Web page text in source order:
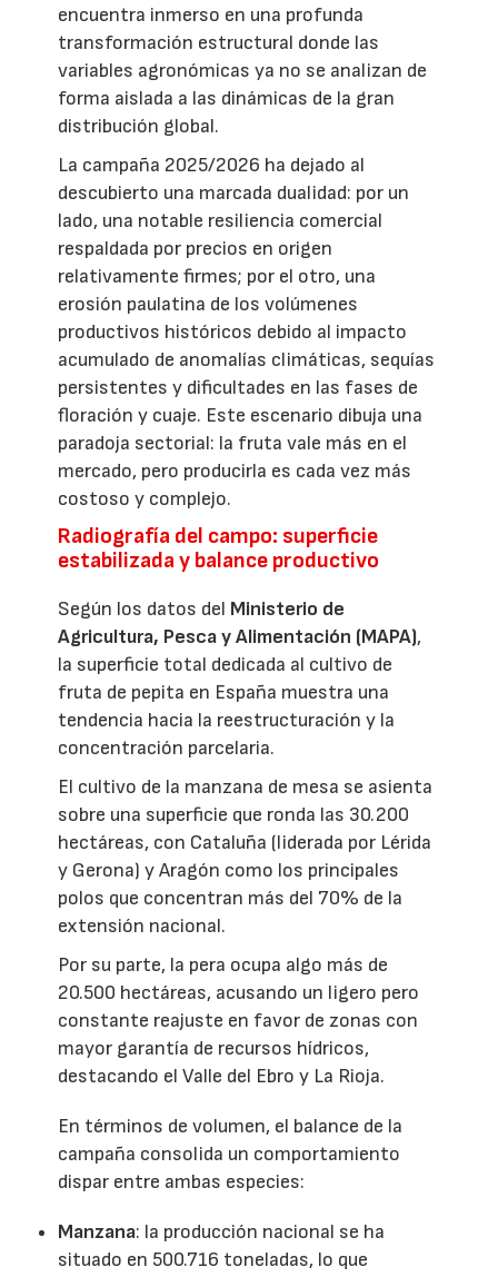
encuentra inmerso en una profunda
transformación estructural donde las
variables agronómicas ya no se analizan de
forma aislada a las dinámicas de la gran
distribución global.
La campaña 2025/2026 ha dejado al
descubierto una marcada dualidad: por un
lado, una notable resiliencia comercial
respaldada por precios en origen
relativamente firmes; por el otro, una
erosión paulatina de los volúmenes
productivos históricos debido al impacto
acumulado de anomalías climáticas, sequías
persistentes y dificultades en las fases de
floración y cuaje. Este escenario dibuja una
paradoja sectorial: la fruta vale más en el
mercado, pero producirla es cada vez más
costoso y complejo.
Radiografía del campo: superficie
estabilizada y balance productivo
Según los datos del Ministerio de
Agricultura, Pesca y Alimentación (MAPA),
la superficie total dedicada al cultivo de
fruta de pepita en España muestra una
tendencia hacia la reestructuración y la
concentración parcelaria.
El cultivo de la manzana de mesa se asienta
sobre una superficie que ronda las 30.200
hectáreas, con Cataluña (liderada por Lérida
y Gerona) y Aragón como los principales
polos que concentran más del 70% de la
extensión nacional.
Por su parte, la pera ocupa algo más de
20.500 hectáreas, acusando un ligero pero
constante reajuste en favor de zonas con
mayor garantía de recursos hídricos,
destacando el Valle del Ebro y La Rioja.
En términos de volumen, el balance de la
campaña consolida un comportamiento
dispar entre ambas especies:
Manzana: la producción nacional se ha
situado en 500.716 toneladas, lo que